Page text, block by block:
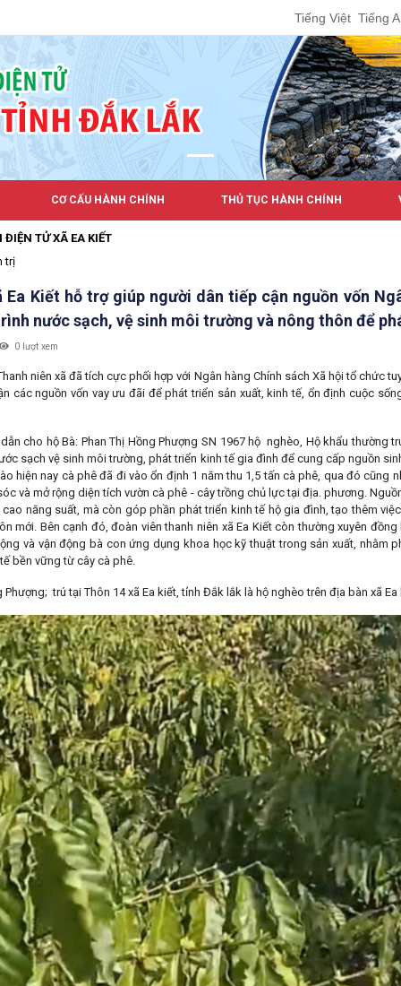
Tiếng Việt Tiếng
CƠ CẤU HÀNH CHÍNH THỦ TỤC HÀNH CHÍNH
KIẾT
trị
Ea Kiết hỗ trợ giúp người dân tiếp cận nguồn vốn
nước sạch, vệ sinh môi trường và nông thôn để
0 lượt xem
niên xã đã tích cực phối hợp với Ngân hàng Chính sách Xã hội tổ chức
các nguồn vốn vay ưu đãi để phát triển sản xuất, kinh tế, ổn định cuộc
cho hộ Bà: Phan Thị Hồng Phượng SN 1967 hộ nghèo, Hộ khẩu thường
sạch vệ sinh môi trường, phát triển kinh tế gia đình để cung cấp nguồn
hiện nay cà phê đã đi vào ổn định 1 năm thu 1,5 tấn cà phê, qua đó cũng
và mở rộng diện tích vườn cà phê - cây trồng chủ lực tại địa. phương.
năng suất, mà còn góp phần phát triển kinh tế hộ gia đình, tạo thêm
mới. Bên cạnh đó, đoàn viên thanh niên xã Ea Kiết còn thường xuyên
và vận động bà con ứng dụng khoa học kỹ thuật trong sản xuất, nhằm
bền vững từ cây cà phê.
Phượng; trú tại Thôn 14 xã Ea kiết, tỉnh Đắk lắk là hộ nghèo trên địa bàn xã Ea